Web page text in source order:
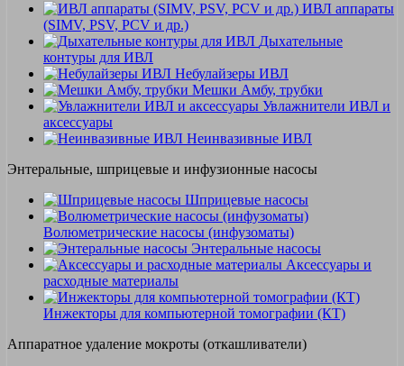
ИВЛ аппараты
(SIMV, PSV, PCV и др.)
Дыхательные
контуры для ИВЛ
Небулайзеры ИВЛ
Мешки Амбу, трубки
Увлажнители ИВЛ и
аксессуары
Неинвазивные ИВЛ
Энтеральные, шприцевые и инфузионные насосы
Шприцевые насосы
Волюметрические насосы (инфузоматы)
Энтеральные насосы
Аксессуары и
расходные материалы
Инжекторы для компьютерной томографии (КТ)
Аппаратное удаление мокроты (откашливатели)